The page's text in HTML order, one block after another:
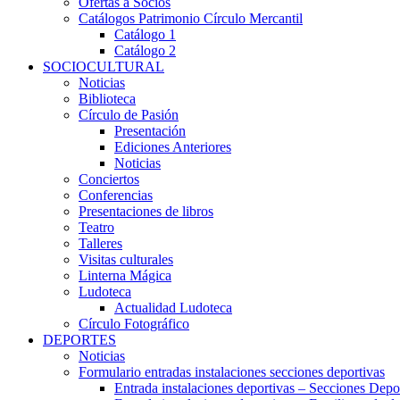
Catálogos Patrimonio Círculo Mercantil
Catálogo 1
Catálogo 2
SOCIOCULTURAL
Noticias
Biblioteca
Círculo de Pasión
Presentación
Ediciones Anteriores
Noticias
Conciertos
Conferencias
Presentaciones de libros
Teatro
Talleres
Visitas culturales
Linterna Mágica
Ludoteca
Actualidad Ludoteca
Círculo Fotográfico
DEPORTES
Noticias
Formulario entradas instalaciones secciones deportivas
Entrada instalaciones deportivas – Secciones